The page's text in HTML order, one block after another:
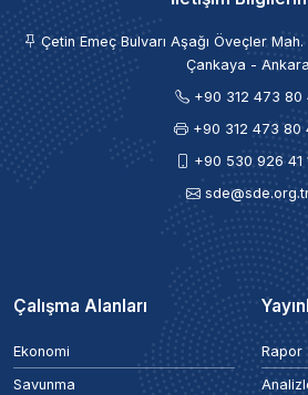
Çetin Emeç Bulvarı Aşağı Öveçler
Çankaya - Ankara
+90 312 473 80
+90 312 473 80
+90 530 926 41
Çalışma Alanları
Ekonomi
Savunma
Rapor